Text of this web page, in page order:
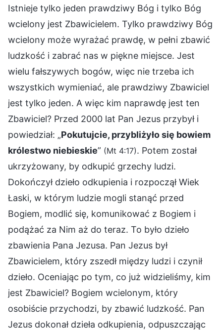
Istnieje tylko jeden prawdziwy Bóg i tylko Bóg
wcielony jest Zbawicielem. Tylko prawdziwy Bóg
wcielony może wyrażać prawdę, w pełni zbawić
ludzkość i zabrać nas w piękne miejsce. Jest
wielu fałszywych bogów, więc nie trzeba ich
wszystkich wymieniać, ale prawdziwy Zbawiciel
jest tylko jeden. A więc kim naprawdę jest ten
Zbawiciel? Przed 2000 lat Pan Jezus przybył i
powiedział: „Pokutujcie, przybliżyło się bowiem
królestwo niebieskie” (Mt 4:17). Potem został
ukrzyżowany, by odkupić grzechy ludzi.
Dokończył dzieło odkupienia i rozpoczął Wiek
Łaski, w którym ludzie mogli stanąć przed
Bogiem, modlić się, komunikować z Bogiem i
podążać za Nim aż do teraz. To było dzieło
zbawienia Pana Jezusa. Pan Jezus był
Zbawicielem, który zszedł między ludzi i czynił
dzieło. Oceniając po tym, co już widzieliśmy, kim
jest Zbawiciel? Bogiem wcielonym, który
osobiście przychodzi, by zbawić ludzkość. Pan
Jezus dokonał dzieła odkupienia, odpuszczając